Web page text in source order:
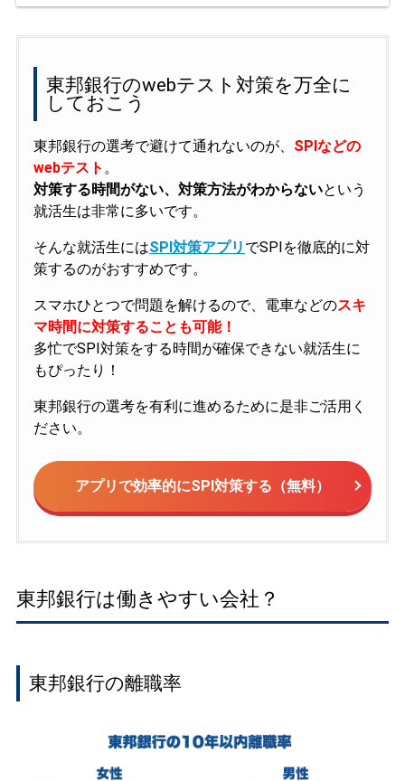
東邦銀行のwebテスト対策を万全に
しておこう
東邦銀行の選考で避けて通れないのが、 SPIなどの
webテスト 。
対策する時間がない、対策方法がわからないという
就活生は非常に多いです。
そんな就活生にはSPI対策アプリ でSPIを徹底的に対
策するのがおすすめです。
スマホひとつで問題を解けるので、電車などのスキ
マ時間に対策することも可能！
多忙でSPI対策をする時間が確保できない就活生に
もぴったり！
東邦銀行の選考を有利に進めるために是非ご活用く
ださい。
アプリで効率的にSPI対策する（無料）
東邦銀行は働きやすい会社？
東邦銀行の離職率